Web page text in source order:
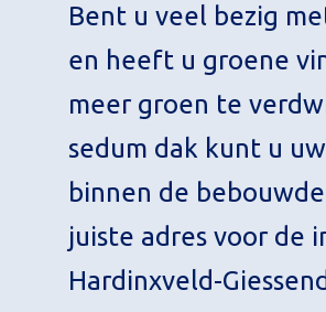
Bent u veel bezig
en heeft u groene
meer groen te
sedum dak kunt u
binnen de
juiste adres voor de
Hardinxveld-